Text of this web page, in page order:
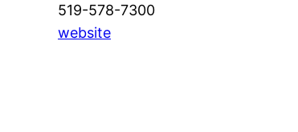
519-578-7300
website